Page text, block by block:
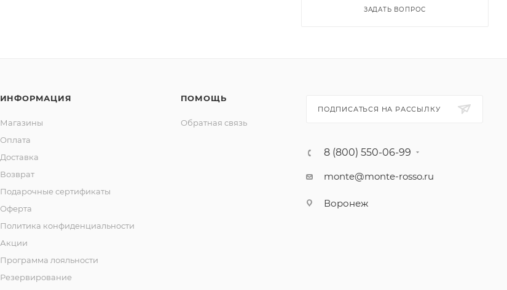
ЗАДАТЬ ВОПРОС
ИНФОРМАЦИЯ
Магазины
Оплата
Доставка
Возврат
Подарочные сертификаты
Оферта
Политика конфиденциальности
Акции
Программа лояльности
Резервирование
ПОМОЩЬ
Обратная связь
ПОДПИСАТЬСЯ НА РАССЫЛКУ
8 (800) 550-06-99
monte@monte-rosso.ru
Воронеж